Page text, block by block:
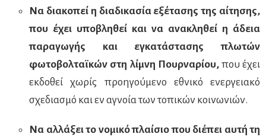
Να διακοπεί η διαδικασία εξέτασης της αίτησης,
που έχει υποβληθεί και να ανακληθεί η άδεια
παραγωγής και εγκατάστασης πλωτών
φωτοβολταϊκών στη λίμνη Πουρναρίου, που έχει
εκδοθεί χωρίς προηγούμενο εθνικό ενεργειακό
σχεδιασμό και εν αγνοία των τοπικών κοινωνιών.
Να αλλάξει το νομικό πλαίσιο που διέπει αυτή τη